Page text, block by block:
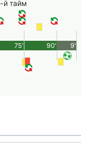
й тайм
90'
75' 9'